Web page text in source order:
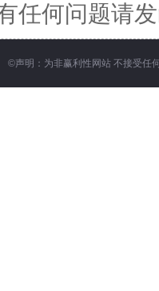
任何问题请
©声明：为非赢利性网站 不接受任